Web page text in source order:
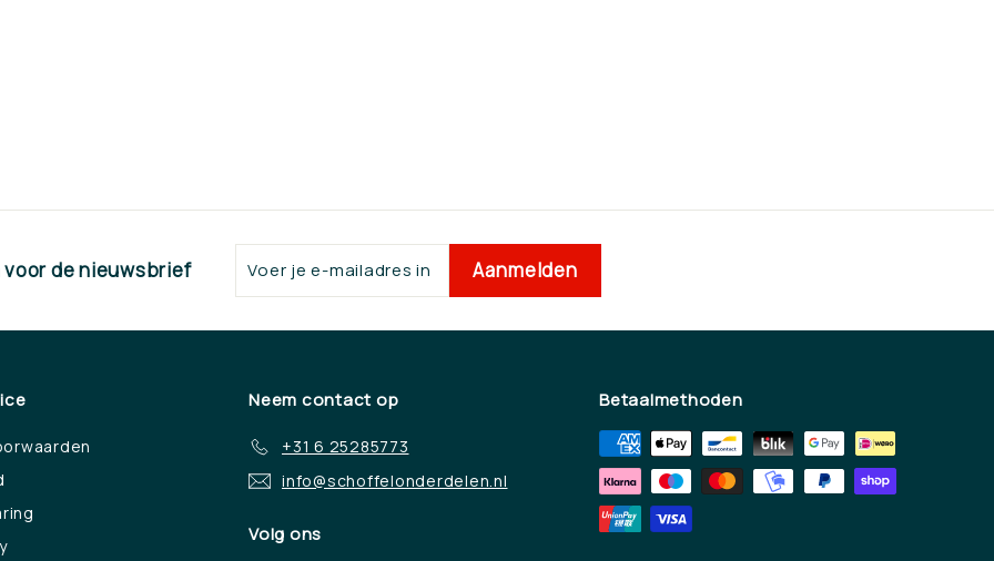
voor de nieuwsbrief
je
Aanmelden
Neem contact op
+31 6 25285773
info@schoffelonderdelen.nl
Volg ons
Betaalmethoden